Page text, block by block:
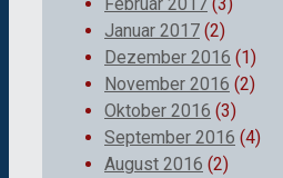
Januar 2017 (2)
Dezember 2016 (1)
November 2016 (2)
Oktober 2016 (3)
September 2016 (4)
August 2016 (2)